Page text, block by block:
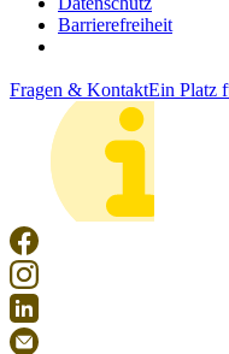
Barrierefreiheit
Fragen & KontaktEin Platz